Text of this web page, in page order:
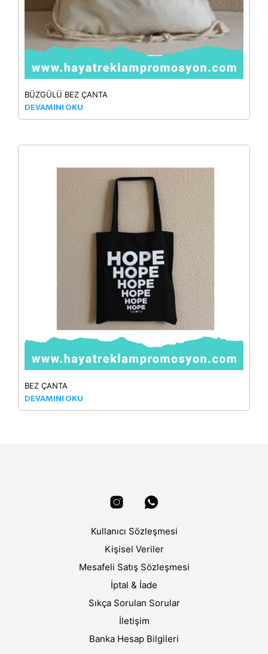
BÜZGÜLÜ BEZ ÇANTA
DEVAMINI OKU
BEZ ÇANTA
DEVAMINI OKU
Kullanıcı Sözleşmesi
Kişisel Veriler
Mesafeli Satış Sözleşmesi
İptal & İade
Sıkça Sorulan Sorular
İletişim
Banka Hesap Bilgileri